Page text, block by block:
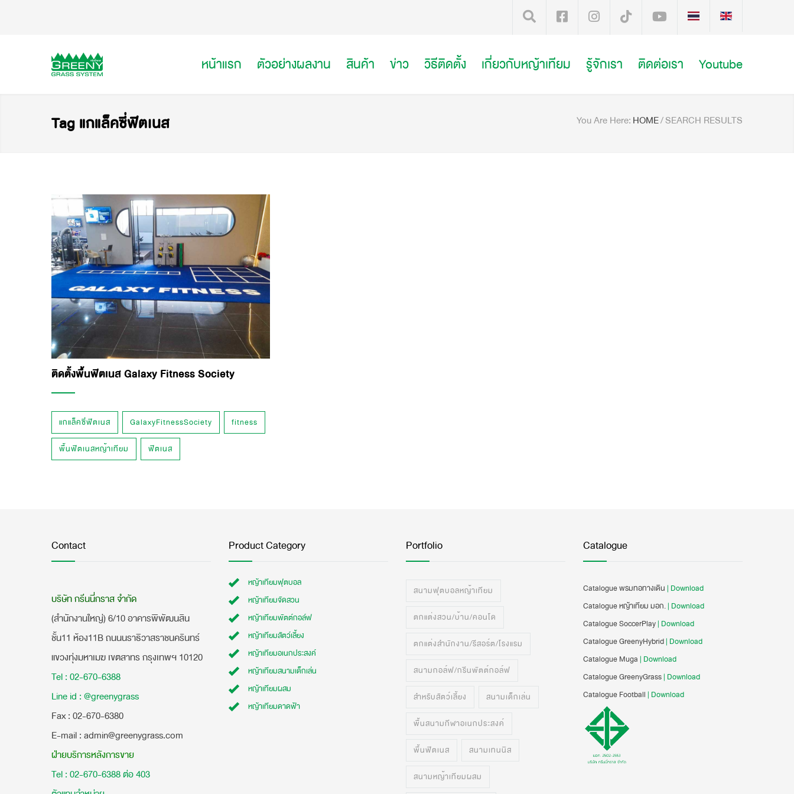
หน้าแรก ตัวอย่างผลงาน สินค้า ข่าว วิธีติดตั้ง เกี่ยวกับหญ้าเทียม รู้จักเรา ติดต่อเรา Youtube
Tag แกแล็คซี่ฟิตเนส You Are Here: HOME/SEARCH RESULTS
ติดตั้งพื้นฟิตเนส Galaxy Fitness Society
แกแล็คซี่ฟิตเนส GalaxyFitnessSociety fitness
พื้นฟิตเนสหญ้าเทียม ฟิตเนส
Contact
บริษัท กรีนนี่กราส จำกัด
(สำนักงานใหญ่) 6/10 อาคารพิพัฒนสิน
ชั้น11 ห้อง11B ถนนนราธิวาสราชนครินทร์
แขวงทุ่งมหาเมฆ เขตสาทร กรุงเทพฯ 10120
Tel : 02-670-6388
Line id : @greenygrass
​Fax : 02-670-6380
E-mail : admin@greenygrass.com
ฝ่ายบริการหลังการขาย
Tel : 02-670-6388 ต่อ 403
Product Category
หญ้าเทียมฟุตบอล
หญ้าเทียมจัดสวน
หญ้าเทียมพัตต์กอล์ฟ
หญ้าเทียมสัตว์เลี้ยง
หญ้าเทียมอเนกประสงค์
หญ้าเทียมสนามเด็กเล่น
หญ้าเทียมผสม
หญ้าเทียมดาดฟ้า
Portfolio
สนามฟุตบอลหญ้าเทียม
ตกแต่งสวน/บ้าน/คอนโด
ตกแต่งสำนักงาน/รีสอร์ต/โรงแรม
สนามกอล์ฟ/กรีนพัตต์กอล์ฟ
สำหรับสัตว์เลี้ยง สนามเด็กเล่น
พื้นสนามกีฬาอเนกประสงค์
พื้นฟิตเนส สนามเทนนิส
สนามหญ้าเทียมผสม
Catalogue
Catalogue พรมทอทางเดิน | Download
Catalogue หญ้าเทียม มอก.| Download
Catalogue SoccerPlay| Download
Catalogue GreenyHybrid| Download
Catalogue Muga | Download
Catalogue GreenyGrass| Download
Catalogue Football | Download